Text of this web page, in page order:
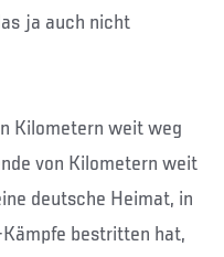
ja auch nicht
Kilometern weit weg
von Kilometern weit
deutsche Heimat, in
bestritten hat,